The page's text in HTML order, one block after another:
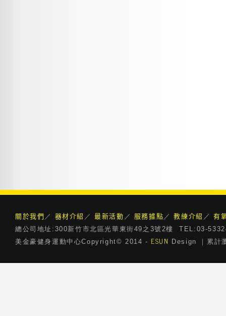
關於我們 ／ 器材介紹 ／最新活動 ／ 服務據點 ／教練介紹 ／有
總公司地址:300新竹市北區光華東街49之3號2樓 TEL:03-
美金豪健身運動中心Copyright© 2014 - ESUN Design ｜累計